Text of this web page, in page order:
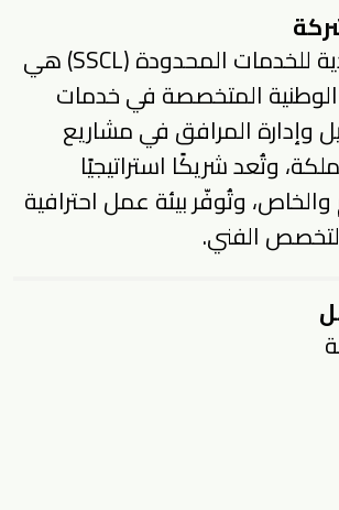
الشركة السعودية للخدمات المحدودة (SSCL) هي
المتخصصة في خدمات
وإدارة المرافق في مشاريع
وتُعد شريكًا استراتيجيًا
وتُوفّر بيئة عمل احترافية
الفني.